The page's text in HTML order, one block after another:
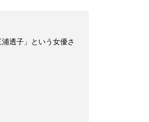
透子」という女優さ